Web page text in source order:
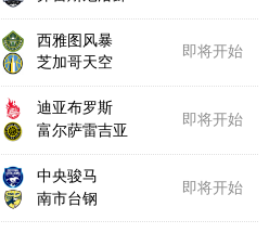
西雅图风暴
芝加哥天空
即将开始
迪亚布罗斯
富尔萨雷吉亚
即将开始
中央骏马
南市台钢
即将开始